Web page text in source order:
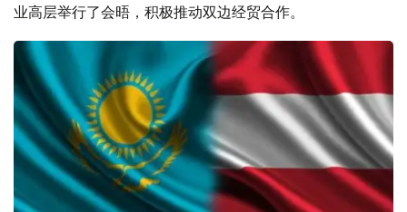
业高层举行了会晤，积极推动双边经贸合作。